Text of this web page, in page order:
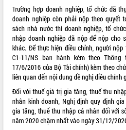
Trường hợp doanh nghiệp, tổ chức đã
doanh nghiệp còn phải nộp theo quyết
sách nhà nước thì doanh nghiệp, tổ
nhập doanh nghiệp đã nộp để nộp cho
khác. Để thực hiện điều chỉnh, người
C1-11/NS ban hành kèm theo Thông
17/6/2016 của Bộ Tài chính) kèm theo
liên quan đến nội dung đề nghị điều chỉnh
Đối với thuế giá trị gia tăng, thuế thu
nhân kinh doanh, Nghị định quy định
gia tăng, thuế thu nhập cá nhân đối với
năm 2020 chậm nhất vào ngày 31/12/